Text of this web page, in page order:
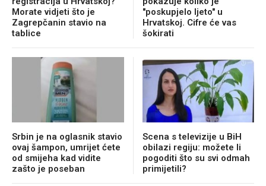
Morate vidjeti što je
Zagrepčanin stavio na
tablice
"poskupjelo ljeto" u
Hrvatskoj. Cifre će vas
šokirati
Srbin je na oglasnik stavio
ovaj šampon, umrijet ćete
od smijeha kad vidite
zašto je poseban
Scena s televizije u BiH
obilazi regiju: možete li
pogoditi što su svi odmah
primijetili?